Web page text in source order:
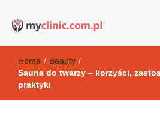
Kosmetyki
Home / Beauty /
Sauna do twarzy – korzyści,
praktyki